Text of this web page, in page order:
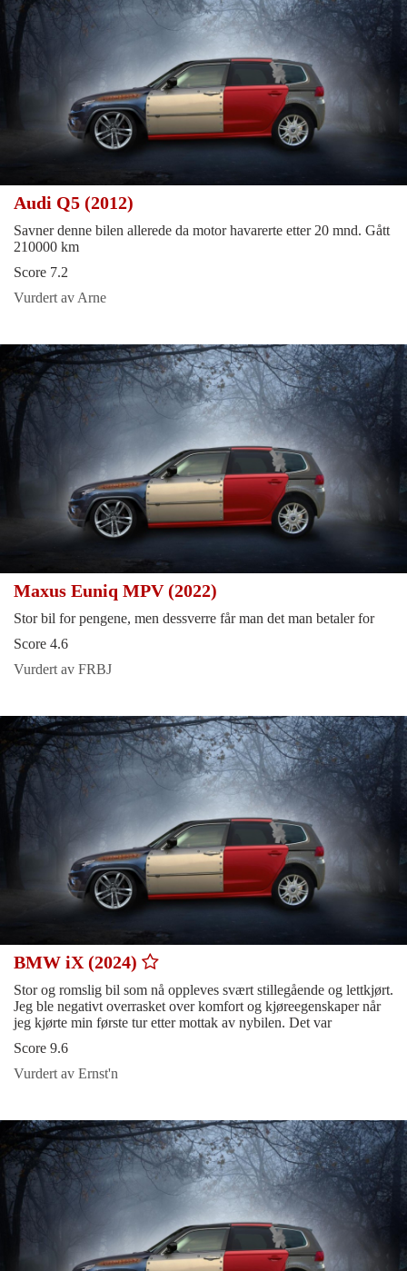
Audi Q5 (2012)
Savner denne bilen allerede da motor havarerte etter 20 mnd. Gått
210000 km
Score 7.2
Vurdert av Arne
Maxus Euniq MPV (2022)
Stor bil for pengene, men dessverre får man det man betaler for
Score 4.6
Vurdert av FRBJ
BMW iX (2024)
Stor og romslig bil som nå oppleves svært stillegående og lettkjørt.
Jeg ble negativt overrasket over komfort og kjøreegenskaper når
jeg kjørte min første tur etter mottak av nybilen. Det var
Score 9.6
Vurdert av Ernst'n